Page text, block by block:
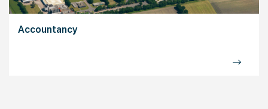
Accountancy